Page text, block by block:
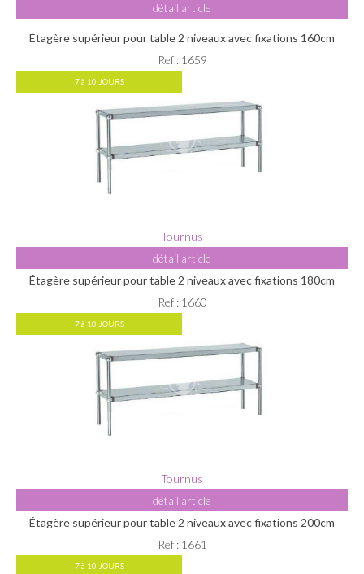
détail article
Étagère supérieur pour table 2 niveaux avec fixations 160cm
Ref : 1659
7 à 10 JOURS
Tournus
détail article
Étagère supérieur pour table 2 niveaux avec fixations 180cm
Ref : 1660
7 à 10 JOURS
Tournus
détail article
Étagère supérieur pour table 2 niveaux avec fixations 200cm
Ref : 1661
7 à 10 JOURS